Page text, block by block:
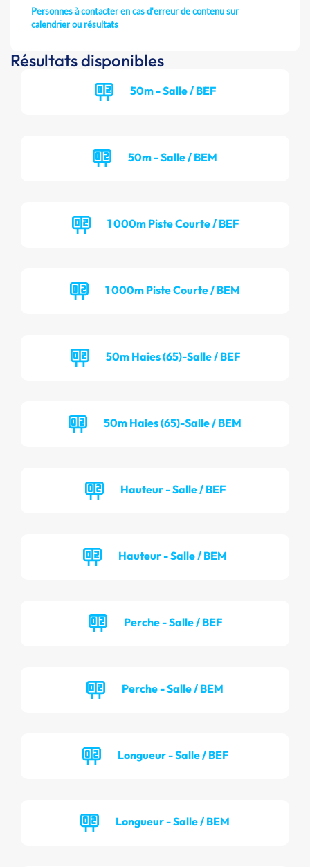
Personnes à contacter en cas d'erreur de contenu sur
calendrier ou résultats
Résultats disponibles
50m - Salle / BEF
50m - Salle / BEM
1 000m Piste Courte / BEF
1 000m Piste Courte / BEM
50m Haies (65)-Salle / BEF
50m Haies (65)-Salle / BEM
Hauteur - Salle / BEF
Hauteur - Salle / BEM
Perche - Salle / BEF
Perche - Salle / BEM
Longueur - Salle / BEF
Longueur - Salle / BEM